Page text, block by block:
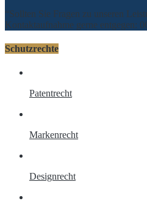
“Sollten Sie Fragen zu unseren
Kontaktaufnahme gerne entgegen:
Schutzrechte
Patentrecht
Markenrecht
Designrecht